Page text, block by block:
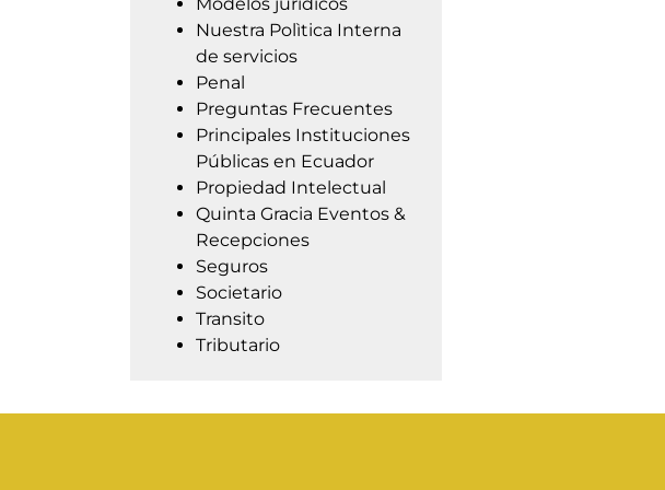
Modelos jurídicos
Nuestra Polìtica Interna
de servicios
Penal
Preguntas Frecuentes
Principales Instituciones
Públicas en Ecuador
Propiedad Intelectual
Quinta Gracia Eventos &
Recepciones
Seguros
Societario
Transito
Tributario